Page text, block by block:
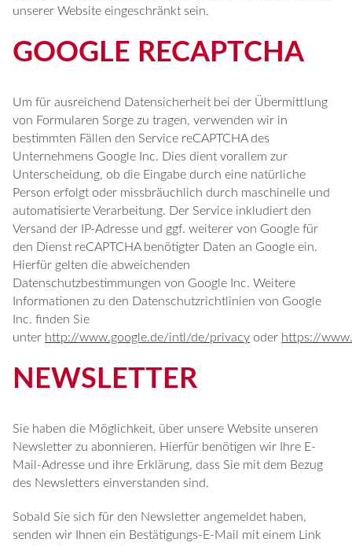
unserer Website eingeschränkt sein.
GOOGLE RECAPTCHA
Um für ausreichend Datensicherheit bei der Übermittlung
von Formularen Sorge zu tragen, verwenden wir in
bestimmten Fällen den Service reCAPTCHA des
Unternehmens Google Inc. Dies dient vorallem zur
Unterscheidung, ob die Eingabe durch eine natürliche
Person erfolgt oder missbräuchlich durch maschinelle und
automatisierte Verarbeitung. Der Service inkludiert den
Versand der IP-Adresse und ggf. weiterer von Google für
den Dienst reCAPTCHA benötigter Daten an Google ein.
Hierfür gelten die abweichenden
Datenschutzbestimmungen von Google Inc. Weitere
Informationen zu den Datenschutzrichtlinien von Google
Inc. finden Sie
unter http://www.google.de/intl/de/privacy oder https://
NEWSLETTER
Sie haben die Möglichkeit, über unsere Website unseren
Newsletter zu abonnieren. Hierfür benötigen wir Ihre E-
Mail-Adresse und ihre Erklärung, dass Sie mit dem Bezug
des Newsletters einverstanden sind.
Sobald Sie sich für den Newsletter angemeldet haben,
senden wir Ihnen ein Bestätigungs-E-Mail mit einem Link